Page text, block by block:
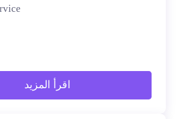
اقرأ المزيد